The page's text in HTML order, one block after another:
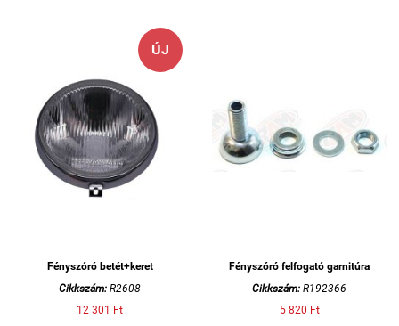
ÚJ
Fényszóró betét+keret
Cikkszám: R2608
12 301 Ft
Fényszóró felfogató garnitúra
Cikkszám: R192366
5 820 Ft